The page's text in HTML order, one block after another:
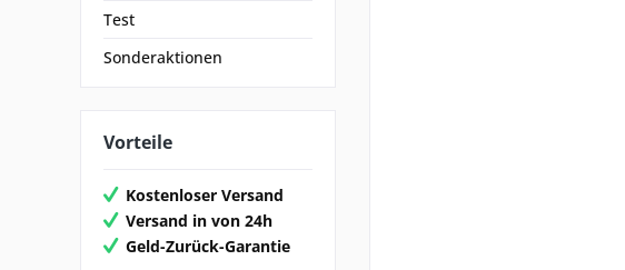
Test
Sonderaktionen
Vorteile
Kostenloser Versand
Versand in von 24h
Geld-Zurück-Garantie